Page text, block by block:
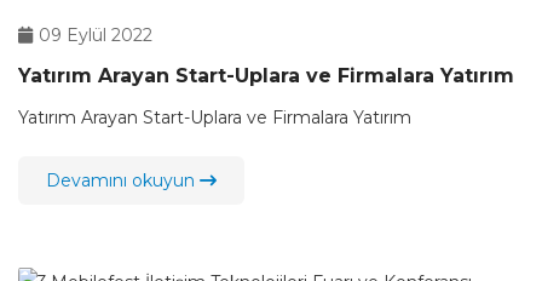
09 Eylül 2022
Yatırım Arayan Start-Uplara ve Firmalara Yatırım
Yatırım Arayan Start-Uplara ve Firmalara Yatırım
Devamını okuyun